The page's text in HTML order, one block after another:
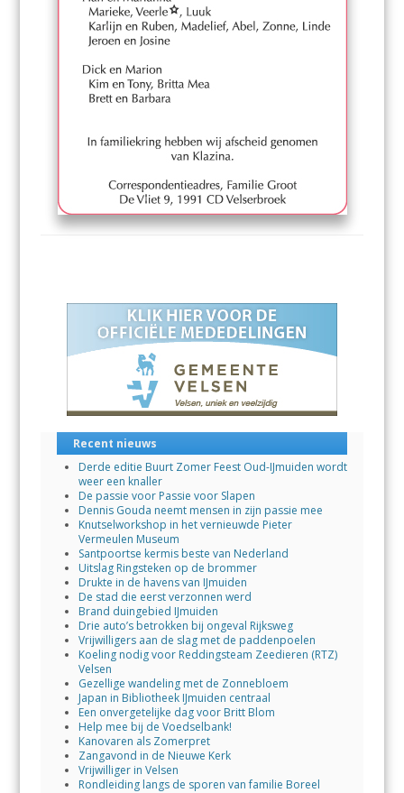
Recent nieuws
Derde editie Buurt Zomer Feest Oud-IJmuiden wordt
weer een knaller
De passie voor Passie voor Slapen
Dennis Gouda neemt mensen in zijn passie mee
Knutselworkshop in het vernieuwde Pieter
Vermeulen Museum
Santpoortse kermis beste van Nederland
Uitslag Ringsteken op de brommer
Drukte in de havens van IJmuiden
De stad die eerst verzonnen werd
Brand duingebied IJmuiden
Drie auto’s betrokken bij ongeval Rijksweg
Vrijwilligers aan de slag met de paddenpoelen
Koeling nodig voor Reddingsteam Zeedieren (RTZ)
Velsen
Gezellige wandeling met de Zonnebloem
Japan in Bibliotheek IJmuiden centraal
Een onvergetelijke dag voor Britt Blom
Help mee bij de Voedselbank!
Kanovaren als Zomerpret
Zangavond in de Nieuwe Kerk
Vrijwilliger in Velsen
Rondleiding langs de sporen van familie Boreel